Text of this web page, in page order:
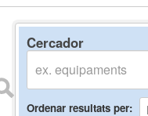
Cercador
Ordenar resultats per